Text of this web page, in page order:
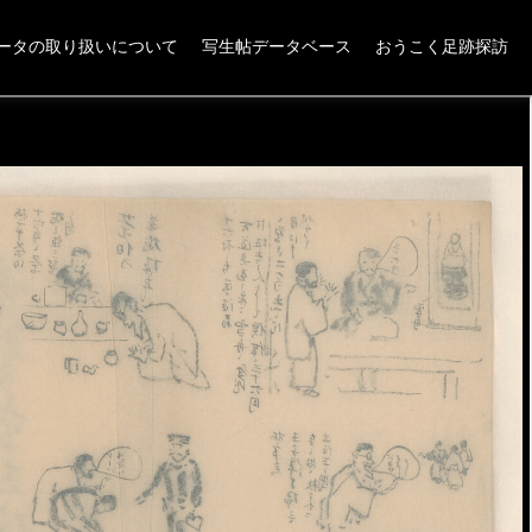
タの取り扱いについて 写生帖データベース おうこく足跡探訪